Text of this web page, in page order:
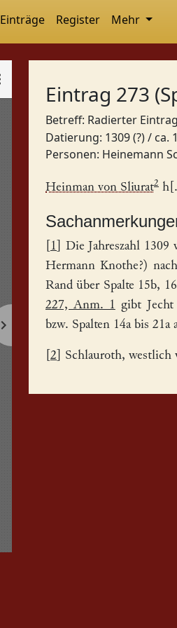
Einträge Register Mehr
Eintrag 273
Betreff: Radierter
Datierung: 1309 (?) / ca.
Personen: Heinemann
Heinman von Sliurat2
1
] Die Jahreszahl
Hermann Knothe?)
Rand über Spalte 15b,
227, Anm. 1 gibt
bzw. Spalten 14a bis 21a
2 ] Schlauroth,